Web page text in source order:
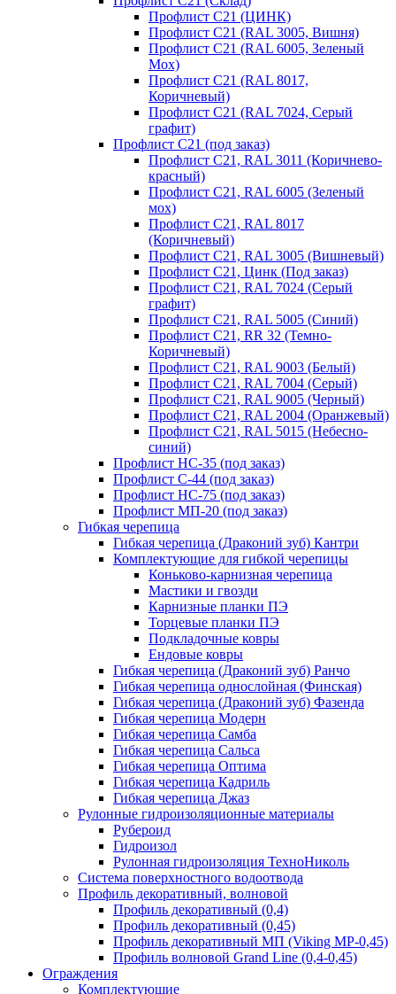
Профлист С21 (ЦИНК)
Профлист С21 (RAL 3005, Вишня)
Профлист С21 (RAL 6005, Зеленый
Мох)
Профлист С21 (RAL 8017,
Коричневый)
Профлист С21 (RAL 7024, Серый
графит)
Профлист С21 (под заказ)
Профлист С21, RAL 3011 (Коричнево-
красный)
Профлист С21, RAL 6005 (Зеленый
мох)
Профлист С21, RAL 8017
(Коричневый)
Профлист С21, RAL 3005 (Вишневый)
Профлист С21, Цинк (Под заказ)
Профлист С21, RAL 7024 (Серый
графит)
Профлист С21, RAL 5005 (Синий)
Профлист С21, RR 32 (Темно-
Коричневый)
Профлист С21, RAL 9003 (Белый)
Профлист С21, RAL 7004 (Серый)
Профлист С21, RAL 9005 (Черный)
Профлист С21, RAL 2004 (Оранжевый)
Профлист С21, RAL 5015 (Небесно-
синий)
Профлист НС-35 (под заказ)
Профлист С-44 (под заказ)
Профлист НС-75 (под заказ)
Профлист МП-20 (под заказ)
Гибкая черепица
Гибкая черепица (Драконий зуб) Кантри
Комплектующие для гибкой черепицы
Коньково-карнизная черепица
Мастики и гвозди
Карнизные планки ПЭ
Торцевые планки ПЭ
Подкладочные ковры
Ендовые ковры
Гибкая черепица (Драконий зуб) Ранчо
Гибкая черепица однослойная (Финская)
Гибкая черепица (Драконий зуб) Фазенда
Гибкая черепица Модерн
Гибкая черепица Самба
Гибкая черепица Сальса
Гибкая черепица Оптима
Гибкая черепица Кадриль
Гибкая черепица Джаз
Рулонные гидроизоляционные материалы
Рубероид
Гидроизол
Рулонная гидроизоляция ТехноНиколь
Система поверхностного водоотвода
Профиль декоративный, волновой
Профиль декоративный (0,4)
Профиль декоративный (0,45)
Профиль декоративный МП (Viking MP-0,45)
Профиль волновой Grand Line (0,4-0,45)
Ограждения
Комплектующие